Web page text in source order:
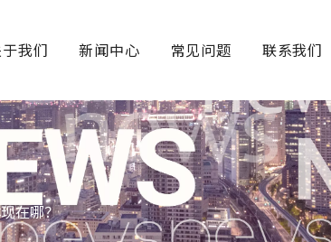
我们 新闻中心 常见问题 联系我们
在哪？